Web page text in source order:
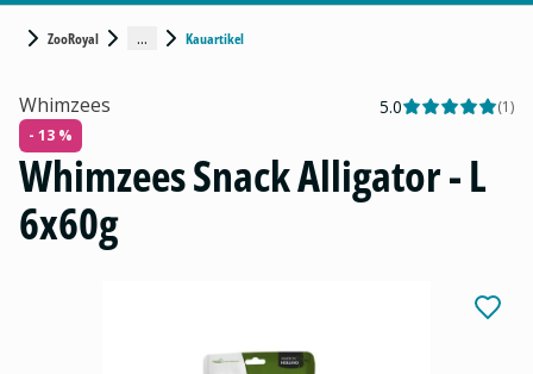
ZooRoyal ... Kauartikel
Whimzees 5.0 (1)
- 13 %
Whimzees Snack Alligator - L
6x60g